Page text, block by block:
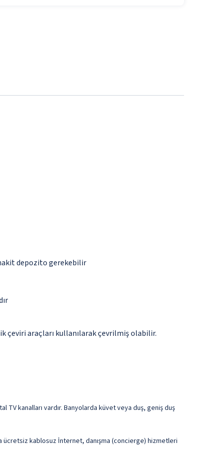
depozito gerekebilir
çeviri araçları kullanılarak çevrilmiş olabilir.
kanalları vardır. Banyolarda küvet veya duş, geniş duş
ücretsiz kablosuz İnternet, danışma (concierge) hizmetleri